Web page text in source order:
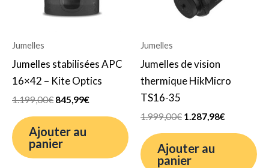
Jumelles
Jumelles stabilisées APC
16×42 – Kite Optics
1.199,00€ 845,99€
Ajouter au
panier
Jumelles
Jumelles de vision
thermique HikMicro
TS16-35
1.999,00€ 1.287,98€
Ajouter au
panier